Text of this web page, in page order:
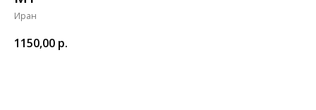
Иран
1150,00 р.